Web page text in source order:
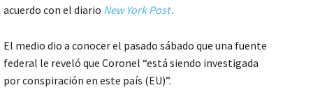
acuerdo con el diario New York Post.
El medio dio a conocer el pasado sábado que una fuente
federal le reveló que Coronel “está siendo investigada
por conspiración en este país (EU)”.